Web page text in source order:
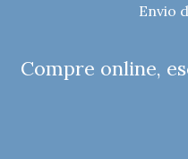
Envio
Compre online,